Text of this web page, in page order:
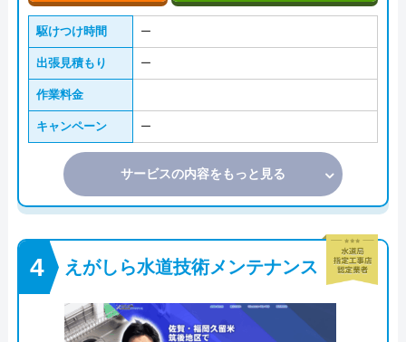
駆けつけ時間 ー
出張見積もり ー
作業料金
キャンペーン ー
サービスの内容をもっと見る
えがしら水道技術メンテナンス